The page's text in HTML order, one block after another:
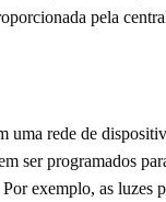
pela
uma rede de
ser programados
exemplo, as